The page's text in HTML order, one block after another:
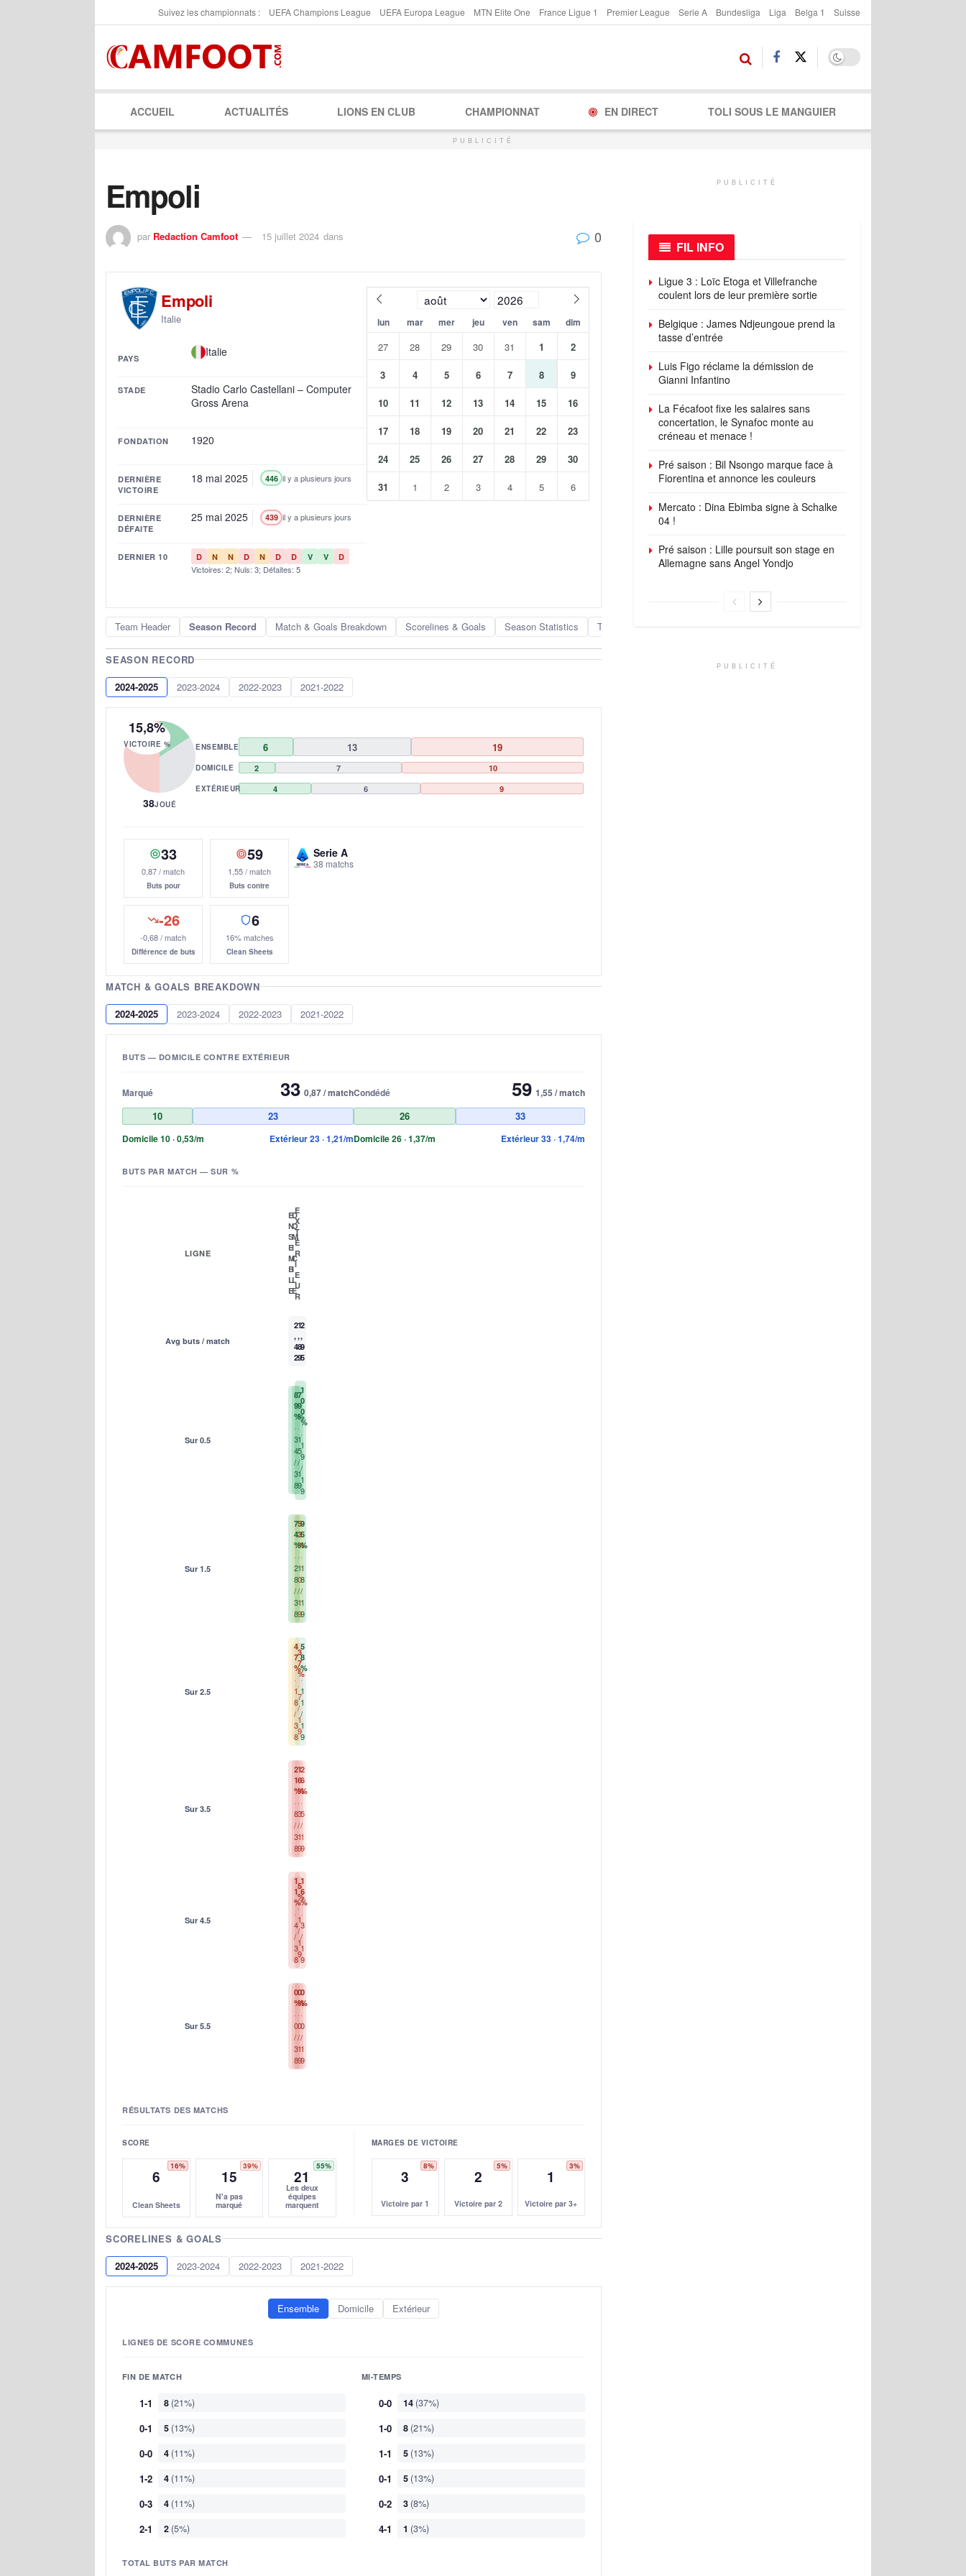
Suivez les championnats : UEFA Champions League UEFA Europa League MTN Elite One France Ligue 1 Premier League Serie A Bundesliga Liga Belga 1 Suisse
ACCUEIL ACTUALITÉS LIONS EN CLUB CHAMPIONNAT EN DIRECT TOLI SOUS LE MANGUIER
PUBLICITÉ
Empoli
par Redaction Camfoot 15 juillet 2024 dans 0
Empoli
Italie
PAYS Italie
STADE
Stadio Carlo Castellani – Computer
Gross Arena
FONDATION 1920
DERNIÈRE
VICTOIRE
18 mai 2025 446 il y a plusieurs jours
DERNIÈRE
DÉFAITE
25 mai 2025 439 il y a plusieurs jours
DERNIER 10 D N N D N D D V V D
Victoires: 2; Nuls: 3; Défaites: 5
lun mar mer jeu ven sam dim
27 28 29 30 31 1 2
3 4 5 6 7 8 9
10 11 12 13 14 15 16
17 18 19 20 21 22 23
24 25 26 27 28 29 30
31 1 2 3 4 5 6
Team Header Season Record Match & Goals Breakdown Scorelines & Goals Season Statistics Team Rankings
SEASON RECORD
2024-2025
2023-2024 2022-2023 2021-2022
15,8%
VICTOIRE %
38JOUÉ
ENSEMBLE 6 13 19
DOMICILE 2 7 10
EXTÉRIEUR 4 6 9
33
0,87 / match
Buts pour
59
1,55 / match
Buts contre
-26
-0,68 / match
Différence de buts
6
16% matches
Clean Sheets
Serie A
38 matchs
MATCH & GOALS BREAKDOWN
2024-2025
2023-2024 2022-2023 2021-2022
BUTS — DOMICILE CONTRE EXTÉRIEUR
Marqué 33 0,87 / match
10 23
Domicile 10 · 0,53/m Extérieur 23 · 1,21/m
Condédé 59 1,55 / match
26 33
Domicile 26 · 1,37/m Extérieur 33 · 1,74/m
BUTS PAR MATCH — SUR %
LIGNE
E
N
S
E
M
B
L
E
D
O
M
I
C
I
L
E
E
X
T
É
R
I
E
U
R
Avg buts / match
2
,
4
2
1
,
8
9
2
,
9
5
Sur 0.5
8
9
%
3
4
/
3
8
7
9
%
1
5
/
1
9
1
0
0
%
1
9
/
1
9
Sur 1.5
7
4
%
2
8
/
3
8
5
3
%
1
0
/
1
9
9
5
%
1
8
/
1
9
Sur 2.5
4
7
%
1
8
/
3
8
3
7
%
7
/
1
9
5
8
%
1
1
/
1
9
Sur 3.5
2
1
%
8
/
3
8
1
6
%
3
/
1
9
2
6
%
5
/
1
9
Sur 4.5
1
1
%
4
/
3
8
5
%
1
/
1
9
1
6
%
3
/
1
9
Sur 5.5
0
%
0
/
3
8
0
%
0
/
1
9
0
%
0
/
1
9
RÉSULTATS DES MATCHS
SCORE
16%
6
Clean Sheets
39%
15
N'a pas
marqué
55%
21
Les deux
équipes
marquent
MARGES DE VICTOIRE
8%
3
Victoire par 1
5%
2
Victoire par 2
3%
1
Victoire par 3+
SCORELINES & GOALS
2024-2025
2023-2024 2022-2023 2021-2022
Ensemble Domicile Extérieur
LIGNES DE SCORE COMMUNES
FIN DE MATCH
1-1 8 (21%)
0-1 5 (13%)
0-0 4 (11%)
1-2 4 (11%)
0-3 4 (11%)
2-1 2 (5%)
MI-TEMPS
0-0 14 (37%)
1-0 8 (21%)
1-1 5 (13%)
0-1 5 (13%)
0-2 3 (8%)
4-1 1 (3%)
TOTAL BUTS PAR MATCH
PUBLICITÉ
FIL INFO
Ligue 3 : Loïc Etoga et Villefranche
coulent lors de leur première sortie
Belgique : James Ndjeungoue prend la
tasse d’entrée
Luis Figo réclame la démission de
Gianni Infantino
La Fécafoot fixe les salaires sans
concertation, le Synafoc monte au
créneau et menace !
Pré saison : Bil Nsongo marque face à
Fiorentina et annonce les couleurs
Mercato : Dina Ebimba signe à Schalke
04 !
Pré saison : Lille poursuit son stage en
Allemagne sans Angel Yondjo
PUBLICITÉ